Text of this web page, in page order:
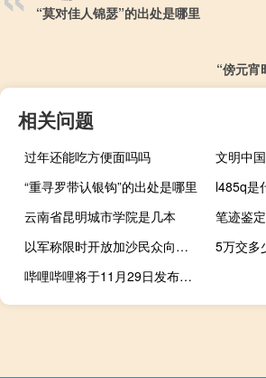
“莫对佳人锦瑟”的出处是哪里
“傍元宵
相关问题
过年还能吃方便面吗吗
文明中
“重寻罗带认银钩”的出处是哪里
l485q是
云南省昆明城市学院是几本
笔迹鉴
以军称限时开放加沙民众向南撤离路线
5万交多
哔哩哔哩将于11月29日发布三季度财报